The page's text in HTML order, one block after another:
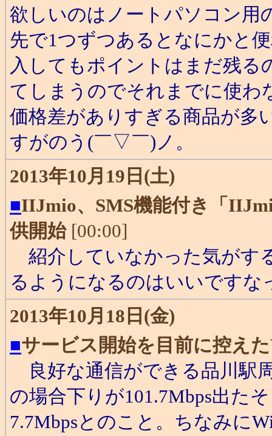
欲しいのはノートパソコン用
先で1つずつあるとなにかと
入してもポイントはまだ残る
てしまうのでそれまでに使わ
価格差がありすぎる商品が多
すがのう(￣▽￣)ノ。
2013年10月19日(土)
■IIJmio、SMS機能付き「
供開始[00:00]
紹介していなかった気がす
るようになるのはいいですな
2013年10月18日(金)
■サービス開始を目前に控え
良好な通信ができる品川駅
の場合下りが101.7Mbps出た
7.7Mbpsとのこと。ちなみに